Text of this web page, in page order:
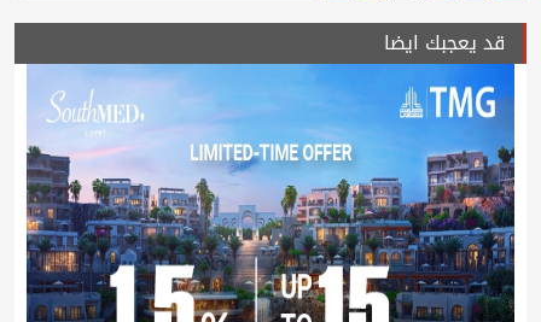
قد يعجبك ايضا